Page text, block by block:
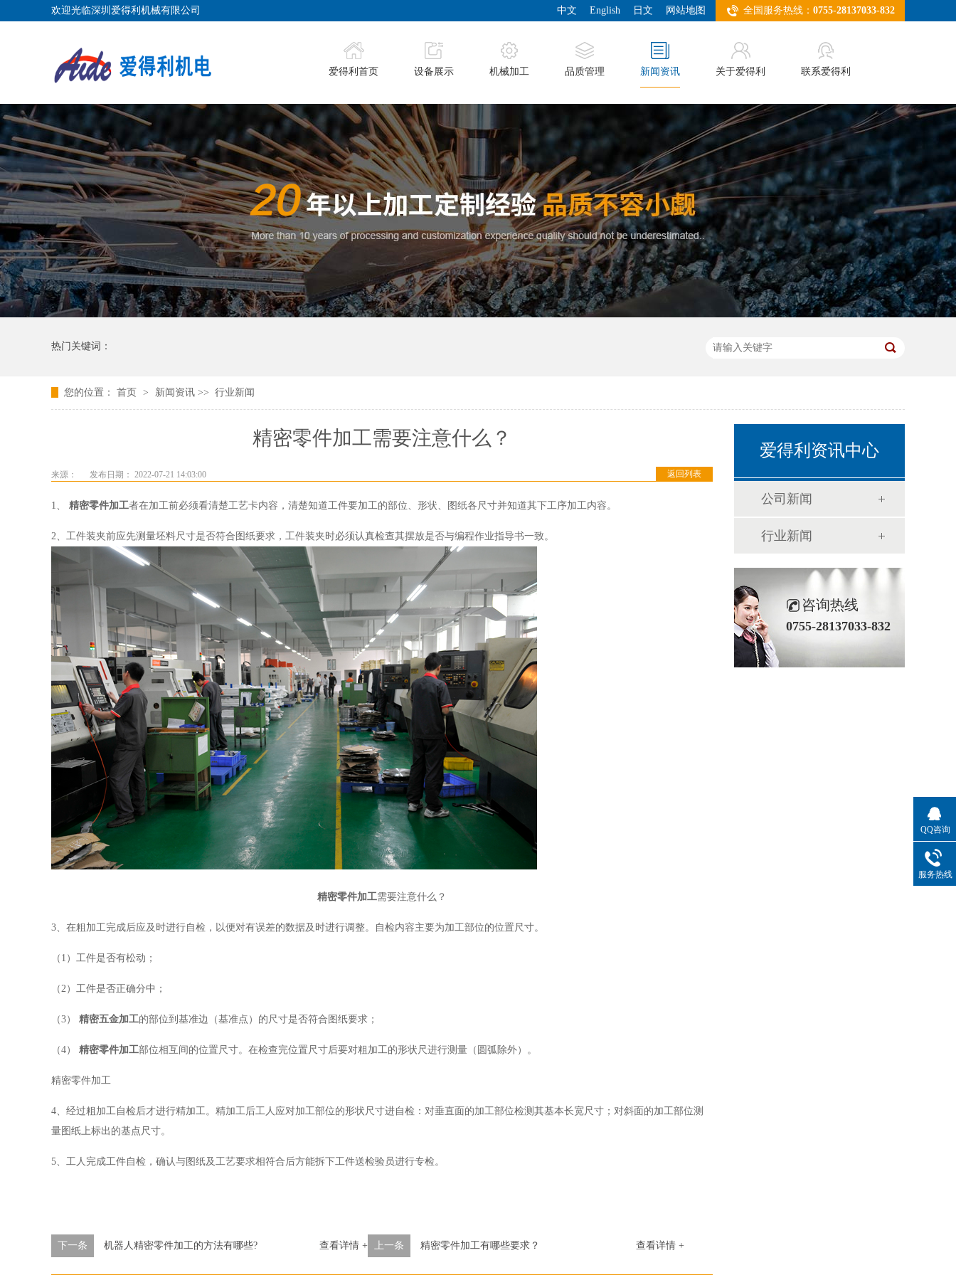
中文 English 日文 网站地图 全国服务热线： 0755-28137033-832
欢迎光临深圳爱得利机械有限公司
爱得利首页 设备展示 机械加工 品质管理 新闻资讯 关于爱得利 联系爱得利
热门关键词：
您的位置： 首页 > 新闻资讯 >> 行业新闻
精密零件加工需要注意什么？
返回列表
来源： 发布日期： 2022-07-21 14:03:00
1、 精密零件加工者在加工前必须看清楚工艺卡内容，清楚知道工件要加工的部位、形状、图纸各尺寸并知道其下工序加工内容。
2、工件装夹前应先测量坯料尺寸是否符合图纸要求，工件装夹时必须认真检查其摆放是否与编程作业指导书一致。
精密零件加工需要注意什么？
3、在粗加工完成后应及时进行自检，以便对有误差的数据及时进行调整。自检内容主要为加工部位的位置尺寸。
（1）工件是否有松动；
（2）工件是否正确分中；
（3） 精密五金加工的部位到基准边（基准点）的尺寸是否符合图纸要求；
（4） 精密零件加工部位相互间的位置尺寸。在检查完位置尺寸后要对粗加工的形状尺进行测量（圆弧除外）。
精密零件加工
4、经过粗加工自检后才进行精加工。精加工后工人应对加工部位的形状尺寸进自检：对垂直面的加工部位检测其基本长宽尺寸；对斜面的加工部位测
量图纸上标出的基点尺寸。
5、工人完成工件自检，确认与图纸及工艺要求相符合后方能拆下工件送检验员进行专检。
查看详情 +
下一条 机器人精密零件加工的方法有哪些? 查看详情 +
上一条 精密零件加工有哪些要求？
爱得利资讯中心
公司新闻
行业新闻
咨询热线
0755-28137033-832
QQ咨询
服务热线